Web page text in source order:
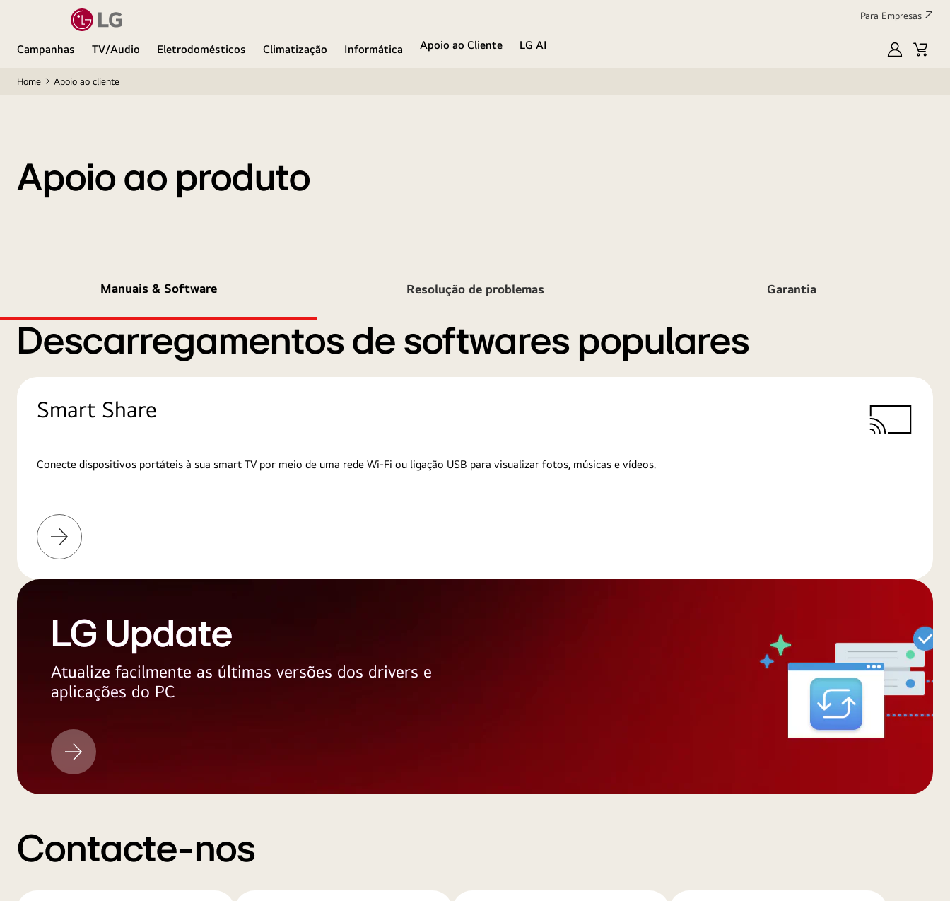
Para Empresas
Campanhas TV/Audio Eletrodomésticos Climatização Informática Apoio ao Cliente
LG AI
MyLGCart
Home Apoio ao cliente
Apoio ao produto
Manuais & Software Resolução de problemas Garantia
Descarregamentos de softwares populares
Smart Share
Conecte dispositivos portáteis à sua smart TV por meio de uma rede Wi-Fi ou ligação USB para visualizar fotos, músicas e vídeos.
Saiba
mais
LG Update
Atualize facilmente as últimas versões dos drivers e
aplicações do PC
LG
Update
Contacte-nos